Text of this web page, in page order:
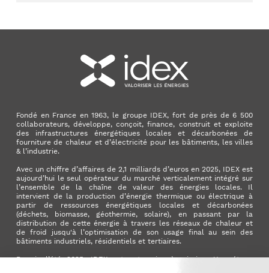
Fondé en France en 1963, le groupe IDEX, fort de près de 6 500
collaborateurs, développe, conçoit, finance, construit et exploite
des infrastructures énergétiques locales et décarbonées de
fourniture de chaleur et d’électricité pour les bâtiments, les villes
& l’industrie.
Avec un chiffre d’affaires de 2,1 milliards d’euros en 2025, IDEX est
aujourd’hui le seul opérateur du marché verticalement intégré sur
l’ensemble de la chaîne de valeur des énergies locales. Il
intervient de la production d’énergie thermique ou électrique à
partir de ressources énergétiques locales et décarbonées
(déchets, biomasse, géothermie, solaire), en passant par la
distribution de cette énergie à travers les réseaux de chaleur et
de froid jusqu'à l’optimisation de son usage final au sein des
bâtiments industriels, résidentiels et tertiaires.
Depuis l’été 2025, IDEX est entreprise à mission. Une étape